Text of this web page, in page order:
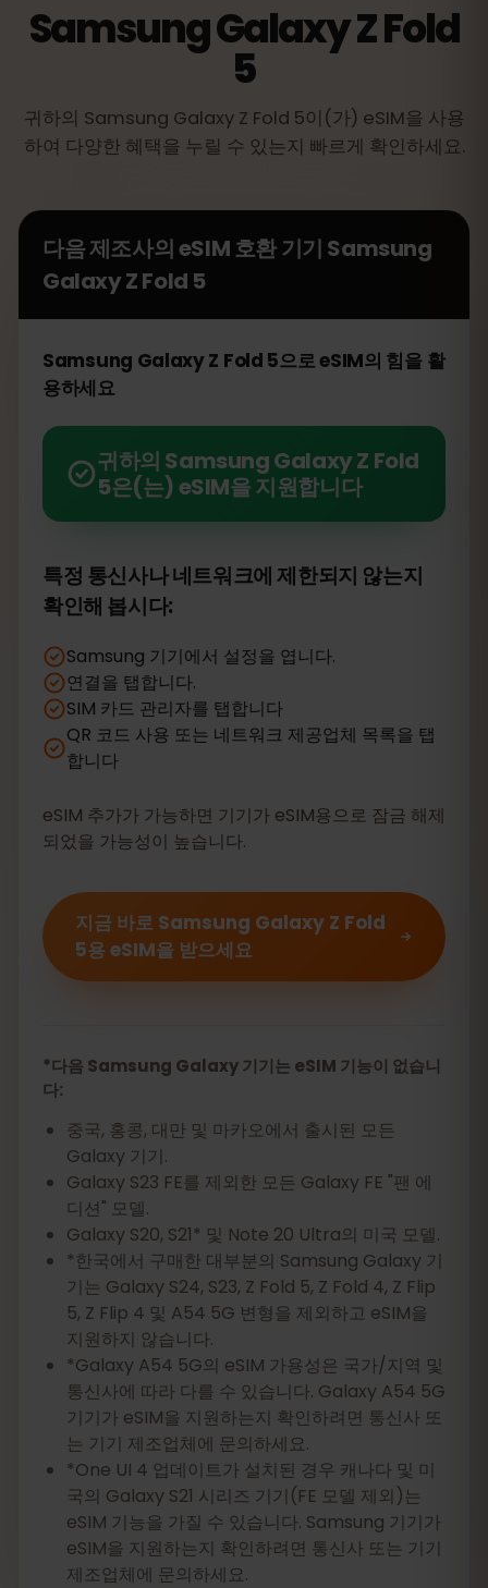
Samsung Galaxy Z Fold
5
귀하의 Samsung Galaxy Z Fold 5이(가) eSIM을 사용
하여 다양한 혜택을 누릴 수 있는지 빠르게 확인하세요.
다음 제조사의 eSIM 호환 기기 Samsung
Galaxy Z Fold 5
Samsung Galaxy Z Fold 5으로 eSIM의 힘을 활
용하세요
귀하의 Samsung Galaxy Z Fold
5은(는) eSIM을 지원합니다
특정 통신사나 네트워크에 제한되지 않는지
확인해 봅시다:
Samsung 기기에서 설정을 엽니다.
연결을 탭합니다.
SIM 카드 관리자를 탭합니다
QR 코드 사용 또는 네트워크 제공업체 목록을 탭
합니다
eSIM 추가가 가능하면 기기가 eSIM용으로 잠금 해제
되었을 가능성이 높습니다.
지금 바로 Samsung Galaxy Z Fold
5용 eSIM을 받으세요
*다음 Samsung Galaxy 기기는 eSIM 기능이 없습니
다:
중국, 홍콩, 대만 및 마카오에서 출시된 모든
Galaxy 기기.
Galaxy S23 FE를 제외한 모든 Galaxy FE "팬 에
디션" 모델.
Galaxy S20, S21* 및 Note 20 Ultra의 미국 모델.
*한국에서 구매한 대부분의 Samsung Galaxy 기
기는 Galaxy S24, S23, Z Fold 5, Z Fold 4, Z Flip
5, Z Flip 4 및 A54 5G 변형을 제외하고 eSIM을
지원하지 않습니다.
*Galaxy A54 5G의 eSIM 가용성은 국가/지역 및
통신사에 따라 다를 수 있습니다. Galaxy A54 5G
기기가 eSIM을 지원하는지 확인하려면 통신사 또
는 기기 제조업체에 문의하세요.
*One UI 4 업데이트가 설치된 경우 캐나다 및 미
국의 Galaxy S21 시리즈 기기(FE 모델 제외)는
eSIM 기능을 가질 수 있습니다. Samsung 기기가
eSIM을 지원하는지 확인하려면 통신사 또는 기기
제조업체에 문의하세요.